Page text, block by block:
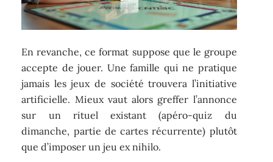
En revanche, ce format suppose que le groupe
accepte de jouer. Une famille qui ne pratique
jamais les jeux de société trouvera l’initiative
artificielle. Mieux vaut alors greffer l’annonce
sur un rituel existant (apéro-quiz du
dimanche, partie de cartes récurrente) plutôt
que d’imposer un jeu ex nihilo.